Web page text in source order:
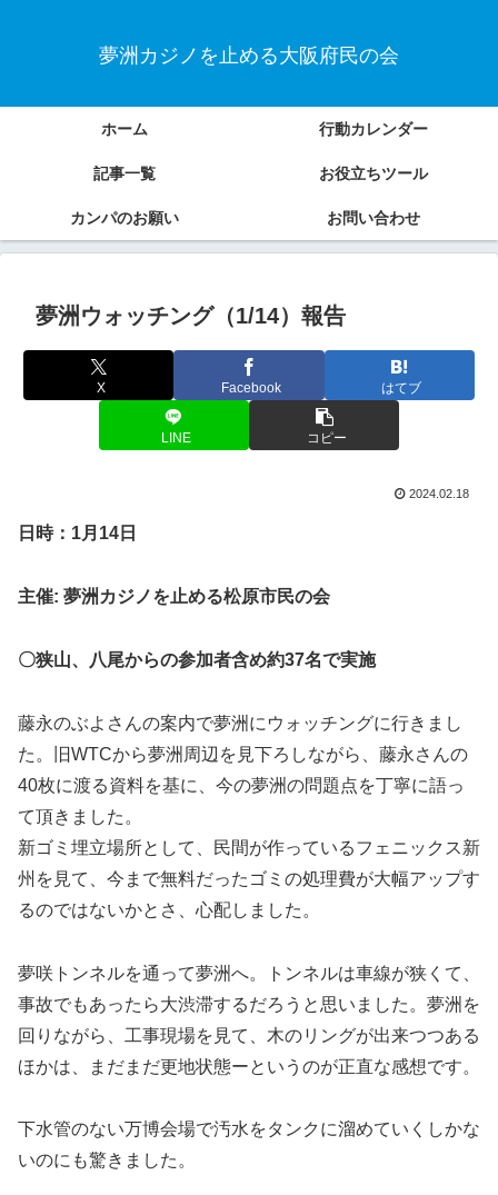
夢洲カジノを止める大阪府民の会
ホーム 行動カレンダー
記事一覧 お役立ちツール
カンパのお願い お問い合わせ
夢洲ウォッチング（1/14）報告
X Facebook はてブ
LINE コピー
2024.02.18
日時：1月14日
主催: 夢洲カジノを止める松原市民の会
〇狭山、八尾からの参加者含め約37名で実施
藤永のぶよさんの案内で夢洲にウォッチングに行きまし
た。旧WTCから夢洲周辺を見下ろしながら、藤永さんの
40枚に渡る資料を基に、今の夢洲の問題点を丁寧に語っ
て頂きました。
新ゴミ埋立場所として、民間が作っているフェニックス新
州を見て、今まで無料だったゴミの処理費が大幅アップす
るのではないかとさ、心配しました。
夢咲トンネルを通って夢洲へ。トンネルは車線が狭くて、
事故でもあったら大渋滞するだろうと思いました。夢洲を
回りながら、工事現場を見て、木のリングが出来つつある
ほかは、まだまだ更地状態ーというのが正直な感想です。
下水管のない万博会場で汚水をタンクに溜めていくしかな
いのにも驚きました。